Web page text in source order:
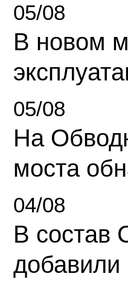
05/08
В новом
05/08
На
моста
04/08
В состав